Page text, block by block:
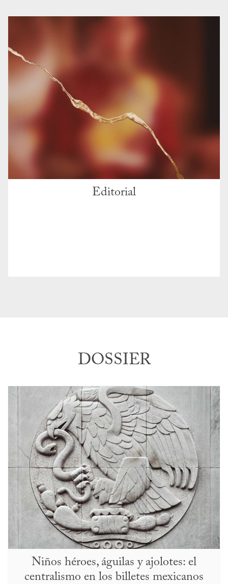
Editorial
DOSSIER
Niños héroes, águilas y ajolotes: el
centralismo en los billetes mexicanos